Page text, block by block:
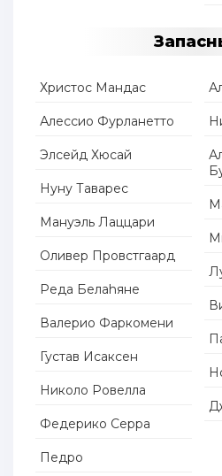
Христос Мандас
Алессио Фурланетто
Элсейд Хюсай
Нуну Таварес
Мануэль Лаццари
Оливер Провстгаард
Редa Белаhянe
Валерио Фаркомени
Густав Исаксен
Николо Ровелла
Федерико Серра
Педро